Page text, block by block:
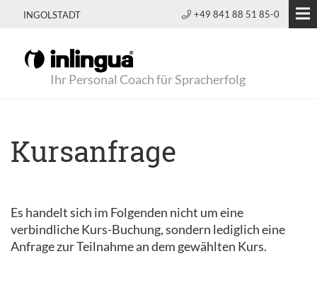
INGOLSTADT +49 841 88 51 85-0
Ihr Personal Coach für Spracherfolg
Kursanfrage
Es handelt sich im Folgenden nicht um eine
verbindliche Kurs-Buchung, sondern lediglich eine
Anfrage zur Teilnahme an dem gewählten Kurs.